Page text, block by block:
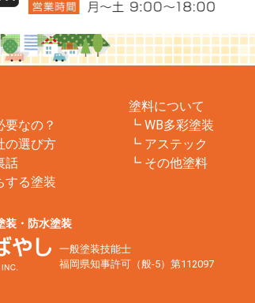
要なの？
の選び方
話
する塗装
塗料について
WB多彩塗装
アステック
その他塗料
装・防水塗装
一般塗装技能士
福岡県知事許可（般-5）第112097